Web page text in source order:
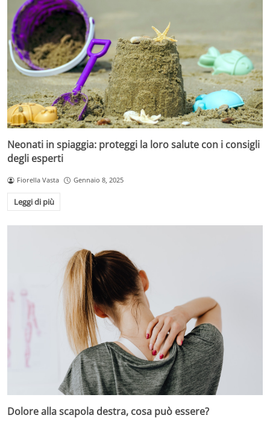
Neonati in spiaggia: proteggi la loro salute con i consigli
degli esperti
Fiorella Vasta Gennaio 8, 2025
Leggi di più
Dolore alla scapola destra, cosa può essere?